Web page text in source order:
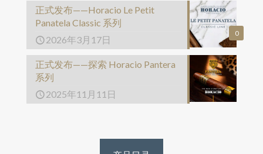
0
正式发布——Horacio Le Petit
Panatela Classic 系列
2026年3月17日
正式发布——探索 Horacio Pantera
系列
2025年11月11日